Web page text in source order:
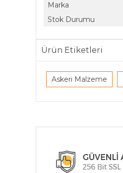
Marka
Stok Durumu
Ürün Etiketleri
Askeri Malzeme